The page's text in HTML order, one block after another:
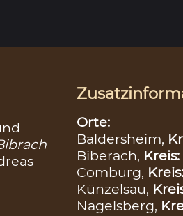
Orte:
Baldersheim,
Biberach, Kreis:
Comburg, Kreis:
Künzelsau,
Nagelsberg,